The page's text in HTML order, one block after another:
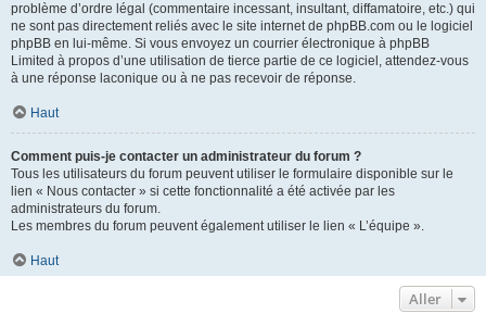
problème d’ordre légal (commentaire incessant, insultant, diffamatoire, etc.) qui
ne sont pas directement reliés avec le site internet de phpBB.com ou le logiciel
phpBB en lui-même. Si vous envoyez un courrier électronique à phpBB
Limited à propos d’une utilisation de tierce partie de ce logiciel, attendez-vous
à une réponse laconique ou à ne pas recevoir de réponse.
Haut
Comment puis-je contacter un administrateur du forum ?
Tous les utilisateurs du forum peuvent utiliser le formulaire disponible sur le
lien « Nous contacter » si cette fonctionnalité a été activée par les
administrateurs du forum.
Les membres du forum peuvent également utiliser le lien « L’équipe ».
Haut
Aller